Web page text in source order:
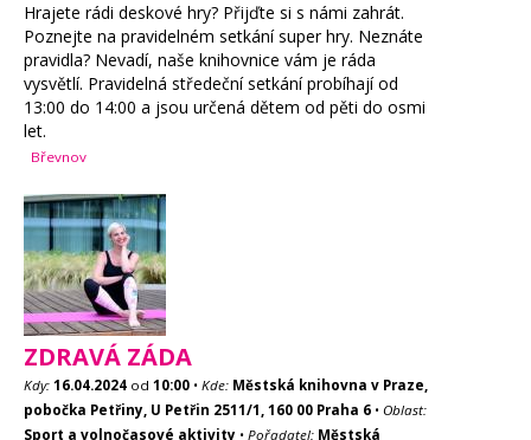
Hrajete rádi deskové hry? Přijďte si s námi zahrát.
Poznejte na pravidelném setkání super hry. Neznáte
pravidla? Nevadí, naše knihovnice vám je ráda
vysvětlí. Pravidelná středeční setkání probíhají od
13:00 do 14:00 a jsou určená dětem od pěti do osmi
let.
Břevnov
ZDRAVÁ ZÁDA
Kdy: 16.04.2024 od 10:00 • Kde: Městská knihovna v Praze,
pobočka Petřiny, U Petřin 2511/1, 160 00 Praha 6 • Oblast:
Sport a volnočasové aktivity • Pořadatel: Městská